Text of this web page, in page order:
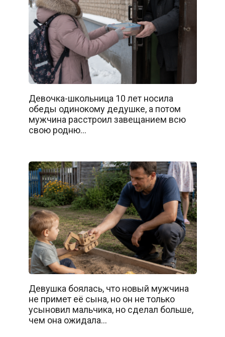
Девочка-школьница 10 лет носила
обеды одинокому дедушке, а потом
мужчина расстроил завещанием всю
свою родню…
Девушка боялась, что новый мужчина
не примет её сына, но он не только
усыновил мальчика, но сделал больше,
чем она ожидала…